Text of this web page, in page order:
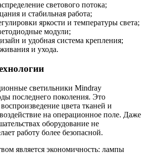
светового потока;
и стабильная работа;
яркости и температуры света;
модули;
и удобная система крепления;
и ухода.
светильники Mindray
последнего поколения. Это
цвета тканей и
на операционное поле. Даже
оборудование не
работу более безопасной.
является экономичность: лампы